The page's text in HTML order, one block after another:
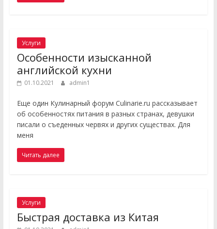
Услуги
Особенности изысканной
английской кухни
01.10.2021 admin1
Еще один Кулинарный форум Culinarie.ru рассказывает
об особенностях питания в разных странах, девушки
писали о съеденных червях и других существах. Для
меня
Читать далее
Услуги
Быстрая доставка из Китая